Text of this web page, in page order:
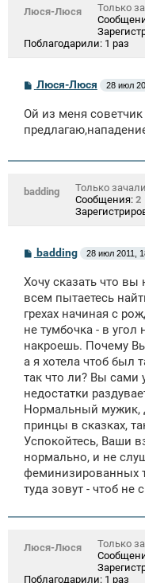
Люся-Люся
Только
Поблагодарили: 1 раз
С
о
б
щ
е
и
Люся-Люся 28 июл
Ой из меня
badding
Только зачали
Сообщения: 2
С
о
б
щ
н
и
badding 28 июл 2011,
Хочу сказать что вы
всем пытаетесь
грехах начиная с
не тумбочка - в
накроешь. Почему
а я хотела чтоб был
так что ли? Вы сами
недостатки
Нормальный мужик,
принцы в сказках,
Успокойтесь, Ваши
нормально, и не
феминизированных
туда зовут - чтоб не
Люся-Люся
Только
Поблагодарили: 1 раз